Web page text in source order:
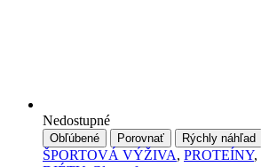
Nedostupné
Obľúbené Porovnať Rýchly náhľad
ŠPORTOVÁ VÝŽIVA, PROTEÍNY,